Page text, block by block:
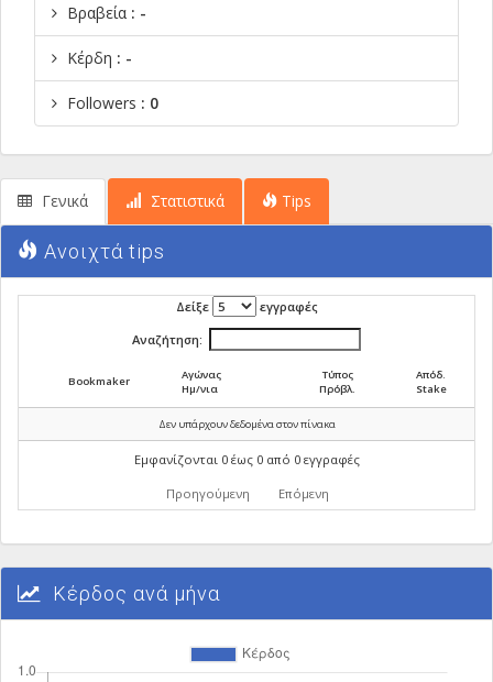
Βραβεία : -
Κέρδη : -
Followers : 0
Γενικά Στατιστικά Tips
Ανοιχτά tips
Δείξε εγγραφές
Αναζήτηση:
Bookmaker
Αγώνας
Ημ/νια
Τύπος
Πρόβλ.
Απόδ.
Stake
Δεν υπάρχουν δεδομένα στον πίνακα
Εμφανίζονται 0 έως 0 από 0 εγγραφές
Προηγούμενη Επόμενη
Κέρδος ανά μήνα